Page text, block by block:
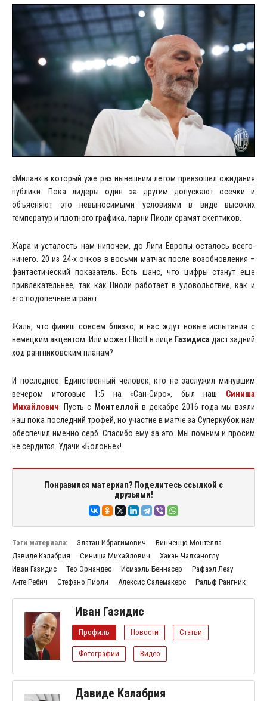
«Милан» в который уже раз нынешним летом превзошел ожидания
публики. Пока лидеры один за другим допускают осечки и
объясняют это невыносимыми условиями в виде высоких
температур и плотного графика, парни Пиоли срамят скептиков.
Жара и усталость нам нипочем, до Лиги Европы осталось всего-
ничего. 20 из 24-х очков в восьми матчах после возобновления –
фантастический показатель. Есть шанс, что цифры станут еще
привлекательнее, так как Пиоли работает в удовольствие, как и
его подопечные играют.
Жаль, что финиш совсем близко, и нас ждут новые испытания с
немецким акцентом. Или может Elliott в лице Газидиса даст задний
ход рангниковским планам?
И последнее. Единственный человек, кто не заслужил минувшим
вечером итоговые 1:5 на «Сан-Сиро», был наш Синиша
Михайлович . Пусть с Монтеллой в декабре 2016 года мы взяли
наш пока последний трофей, но участие в матче за Суперкубок нам
обеспечил именно серб. Спасибо ему за это. Мы помним и просим
не сердится. Удачи «Болонье»!
Понравился материал? Поделитесь ссылкой с
друзьями!
Тэги материала: Златан Ибрагимович
Винченцо Монтелла
Давиде Калабрия
Синиша Михайлович
Хакан Чалханоглу
Иван Газидис
Тео Эрнандес Исмаэль Беннасер
Рафаэл Леау
Анте Ребич
Стефано Пиоли Алексис Салемакерс Ральф Рангник
Иван Газидис
Профиль Новости Статьи
Фотографии Видео
Давиде Калабрия